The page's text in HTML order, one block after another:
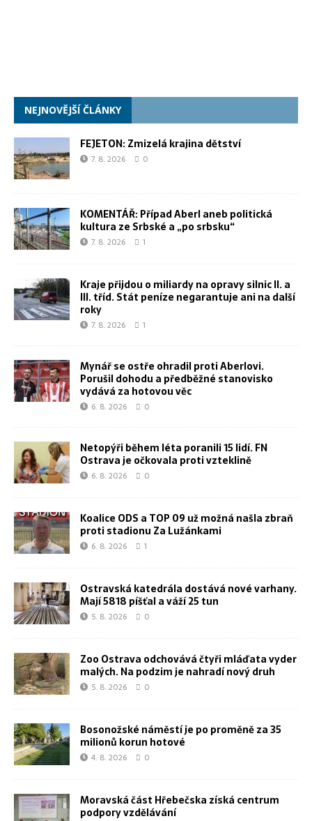
NEJNOVĚJŠÍ ČLÁNKY
FEJETON: Zmizelá krajina dětství
7. 8. 2026 0
KOMENTÁŘ: Případ Aberl aneb politická
kultura ze Srbské a „po srbsku“
7. 8. 2026 1
Kraje přijdou o miliardy na opravy silnic II. a
III. tříd. Stát peníze negarantuje ani na další
roky
7. 8. 2026 1
Mynář se ostře ohradil proti Aberlovi.
Porušil dohodu a předběžné stanovisko
vydává za hotovou věc
6. 8. 2026 0
Netopýři během léta poranili 15 lidí. FN
Ostrava je očkovala proti vzteklině
6. 8. 2026 0
Koalice ODS a TOP 09 už možná našla zbraň
proti stadionu Za Lužánkami
6. 8. 2026 1
Ostravská katedrála dostává nové varhany.
Mají 5818 píšťal a váží 25 tun
5. 8. 2026 0
Zoo Ostrava odchovává čtyři mláďata vyder
malých. Na podzim je nahradí nový druh
5. 8. 2026 0
Bosonožské náměstí je po proměně za 35
milionů korun hotové
4. 8. 2026 0
Moravská část Hřebečska získá centrum
podpory vzdělávání